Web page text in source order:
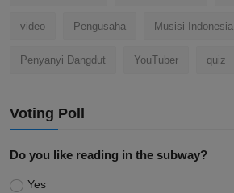
video Pengusaha Musisi Indonesia
Penyanyi Dangdut YouTuber quiz
Voting Poll
Do you like reading in the subway?
Yes